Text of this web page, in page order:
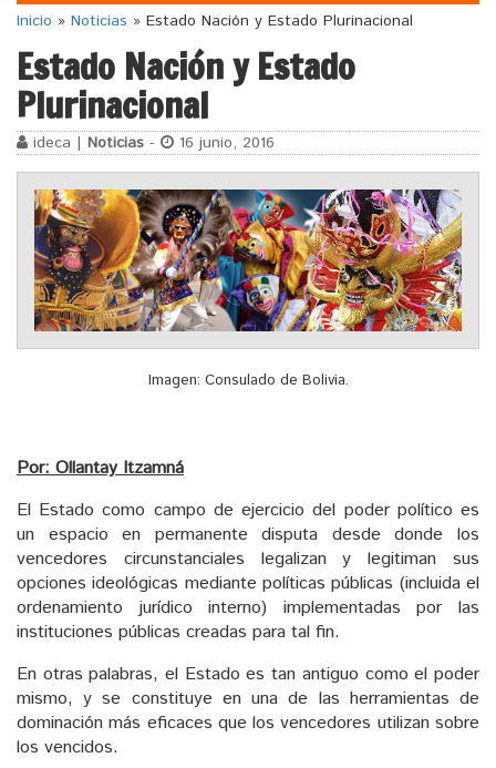
Inicio » Noticias » Estado Nación y Estado Plurinacional
Estado Nación y Estado
Plurinacional
ideca | Noticias - 16 junio, 2016
Imagen: Consulado de Bolivia.
Por: Ollantay Itzamná
El Estado como campo de ejercicio del poder político es
un espacio en permanente disputa desde donde los
vencedores circunstanciales legalizan y legitiman sus
opciones ideológicas mediante políticas públicas (incluida el
ordenamiento jurídico interno) implementadas por las
instituciones públicas creadas para tal fin.
En otras palabras, el Estado es tan antiguo como el poder
mismo, y se constituye en una de las herramientas de
dominación más eficaces que los vencedores utilizan sobre
los vencidos.